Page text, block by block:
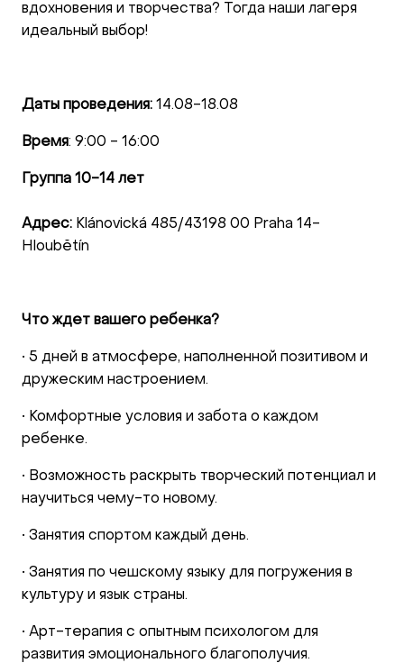
вдохновения и творчества? Тогда наши лагеря
идеальный выбор!
Даты проведения: 14.08-18.08
Время: 9:00 - 16:00
Группа 10-14 лет
Адрес: Klánovická 485/43198 00 Praha 14-
Hloubětín
Что ждет вашего ребенка?
• 5 дней в атмосфере, наполненной позитивом и
дружеским настроением.
• Комфортные условия и забота о каждом
ребенке.
• Возможность раскрыть творческий потенциал и
научиться чему-то новому.
• Занятия спортом каждый день.
• Занятия по чешскому языку для погружения в
культуру и язык страны.
• Арт-терапия с опытным психологом для
развития эмоционального благополучия.